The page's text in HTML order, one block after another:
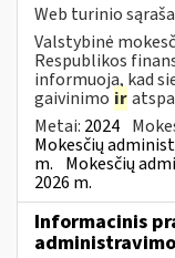
Web turinio
Valstybinė
Respublikos
informuoja, kad
gaivinimo ir
Metai: 2024
Mokesčių
m. Mokesčių
2026 m.
Informacinis